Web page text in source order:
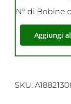
N° di Bobine
Aggiungi
SKU: